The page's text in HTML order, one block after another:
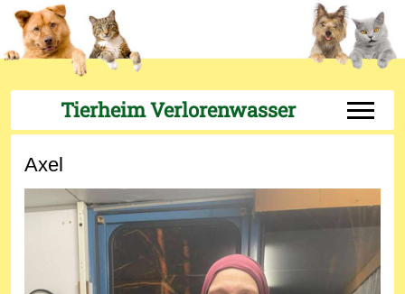
Tierheim Verlorenwasser Off-
Axel